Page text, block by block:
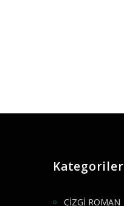
Kategoriler
ÇİZGİ ROMAN